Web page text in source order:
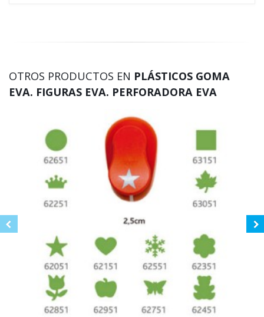
OTROS PRODUCTOS EN PLÁSTICOS GOMA
EVA. FIGURAS EVA. PERFORADORA EVA